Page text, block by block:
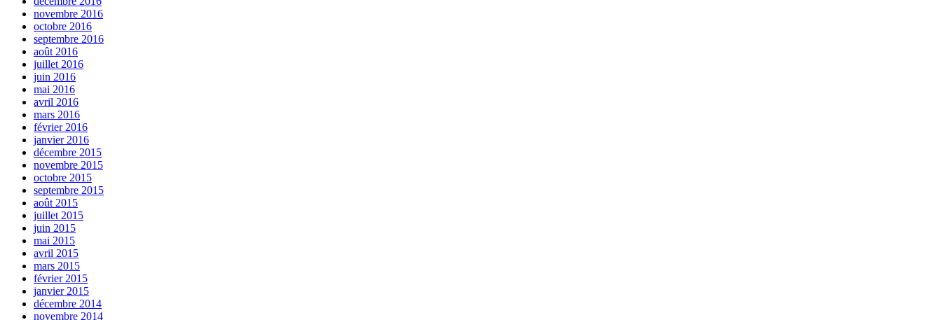
novembre 2016
octobre 2016
septembre 2016
août 2016
juillet 2016
juin 2016
mai 2016
avril 2016
mars 2016
février 2016
janvier 2016
décembre 2015
novembre 2015
octobre 2015
septembre 2015
août 2015
juillet 2015
juin 2015
mai 2015
avril 2015
mars 2015
février 2015
janvier 2015
décembre 2014
novembre 2014